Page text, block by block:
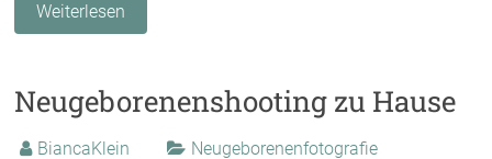
Weiterlesen
Neugeborenenshooting zu Hause
BiancaKlein Neugeborenenfotografie